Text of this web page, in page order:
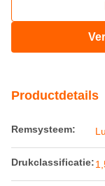
Productdetails
Remsysteem:
Drukclassificatie: